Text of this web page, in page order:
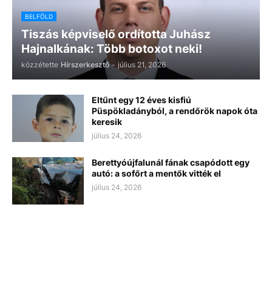
BELFÖLD
Tiszás képviselő ordította Juhász
Hajnalkának: Több botoxot neki!
közzétette Hírszerkesztő - július 21, 2026
Eltűnt egy 12 éves kisfiú
Püspökladányból, a rendőrök napok óta
keresik
július 24, 2026
Berettyóújfalunál fának csapódott egy
autó: a sofőrt a mentők vitték el
július 24, 2026